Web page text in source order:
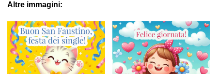
Altre immagini: